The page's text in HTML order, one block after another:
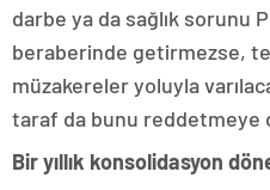
darbe ya da sağlık sorunu
beraberinde getirmezse,
müzakereler yoluyla
taraf da bunu reddetmeye
Bir yıllık konsolidasyon